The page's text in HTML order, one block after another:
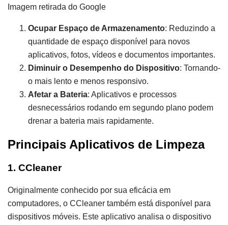
Imagem retirada do Google
Ocupar Espaço de Armazenamento: Reduzindo a
quantidade de espaço disponível para novos
aplicativos, fotos, vídeos e documentos importantes.
Diminuir o Desempenho do Dispositivo: Tornando-
o mais lento e menos responsivo.
Afetar a Bateria: Aplicativos e processos
desnecessários rodando em segundo plano podem
drenar a bateria mais rapidamente.
Principais Aplicativos de Limpeza
1. CCleaner
Originalmente conhecido por sua eficácia em
computadores, o CCleaner também está disponível para
dispositivos móveis. Este aplicativo analisa o dispositivo